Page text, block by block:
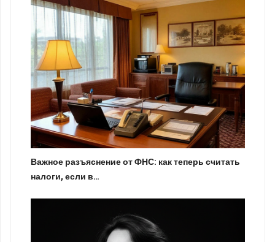
Важное разъяснение от ФНС: как теперь считать
налоги, если в…